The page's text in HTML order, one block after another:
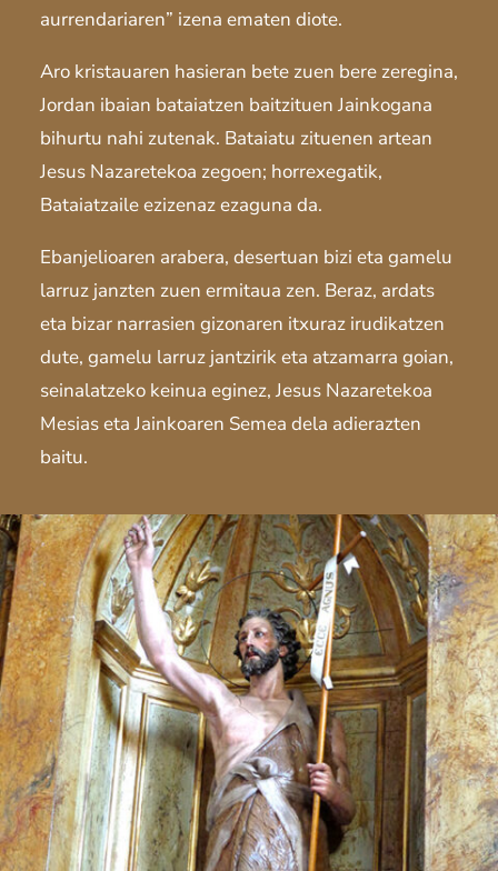
aurrendariaren” izena ematen diote.
Aro kristauaren hasieran bete zuen bere zeregina,
Jordan ibaian bataiatzen baitzituen Jainkogana
bihurtu nahi zutenak. Bataiatu zituenen artean
Jesus Nazaretekoa zegoen; horrexegatik,
Bataiatzaile ezizenaz ezaguna da.
Ebanjelioaren arabera, desertuan bizi eta gamelu
larruz janzten zuen ermitaua zen. Beraz, ardats
eta bizar narrasien gizonaren itxuraz irudikatzen
dute, gamelu larruz jantzirik eta atzamarra goian,
seinalatzeko keinua eginez, Jesus Nazaretekoa
Mesias eta Jainkoaren Semea dela adierazten
baitu.